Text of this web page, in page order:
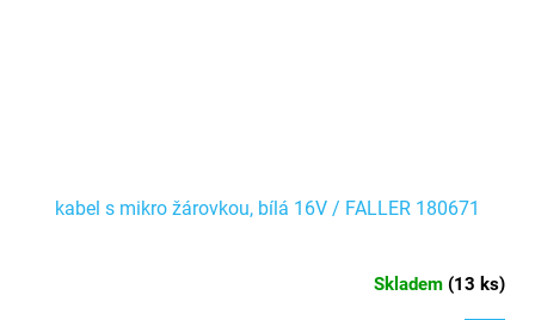
kabel s mikro žárovkou, bílá 16V / FALLER 180671
Skladem (13 ks)